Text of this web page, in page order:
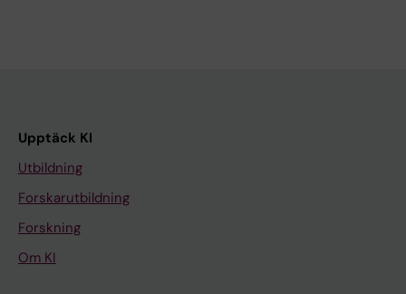
Upptäck KI
Utbildning
Forskarutbildning
Forskning
Om KI